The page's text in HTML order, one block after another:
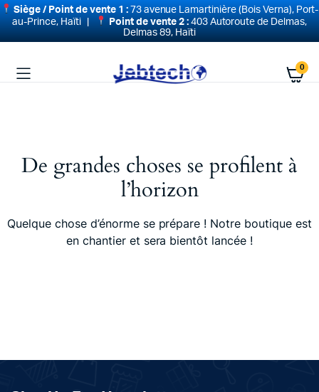
Siège / Point de vente 1 :73 avenue Lamartinière (Bois Verna), Port-
au-Prince, Haïti |
Point de vente 2 :403 Autoroute de Delmas,
Delmas 89, Haïti
0
De grandes choses se profilent à
l’horizon
Quelque chose d’énorme se prépare ! Notre boutique est
en chantier et sera bientôt lancée !